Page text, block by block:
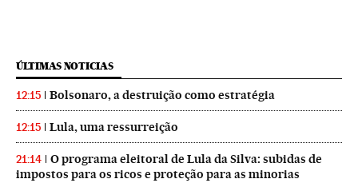
ÚLTIMAS NOTICIAS
12:15 Bolsonaro, a destruição como estratégia
12:15 Lula, uma ressurreição
21:14
O programa eleitoral de Lula da Silva: subidas de
impostos para os ricos e proteção para as minorias